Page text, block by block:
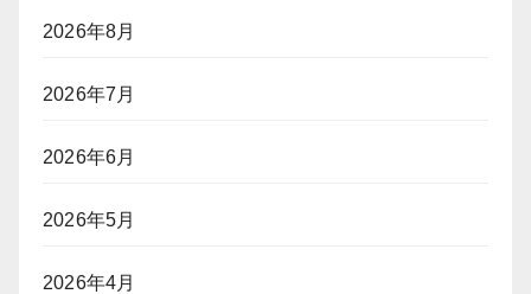
2026年8月
2026年7月
2026年6月
2026年5月
2026年4月